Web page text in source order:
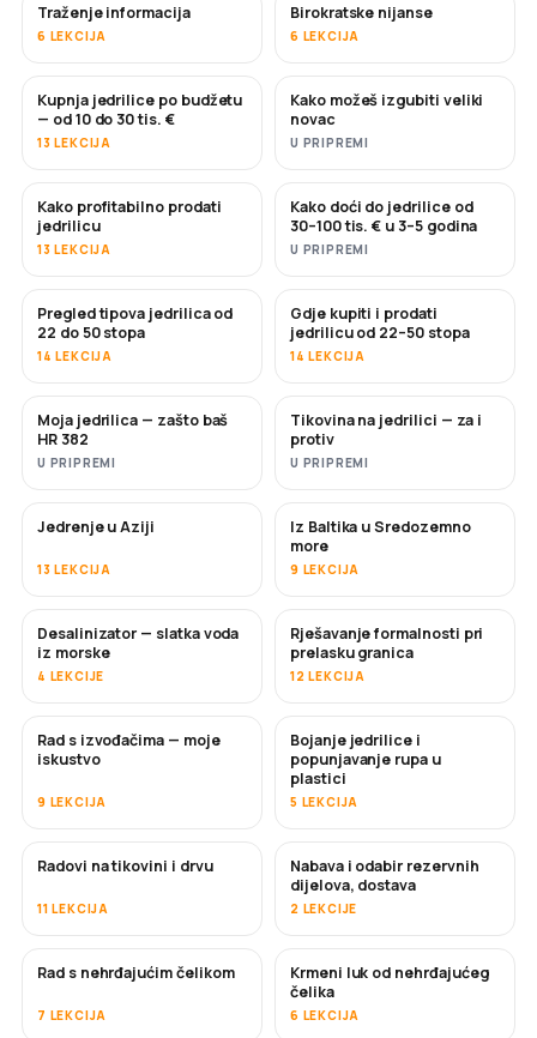
Traženje informacija
6 LEKCIJA
Birokratske nijanse
6 LEKCIJA
USKORO
Kupnja jedrilice po budžetu
— od 10 do 30 tis. €
13 LEKCIJA
USKORO
Kako možeš izgubiti veliki
novac
U PRIPREMI
NOVO
Kako profitabilno prodati
jedrilicu
13 LEKCIJA
NOVO
Kako doći do jedrilice od
30–100 tis. € u 3–5 godina
U PRIPREMI
USKORO
Pregled tipova jedrilica od
22 do 50 stopa
14 LEKCIJA
USKORO
Gdje kupiti i prodati
jedrilicu od 22–50 stopa
14 LEKCIJA
USKORO
Moja jedrilica — zašto baš
HR 382
U PRIPREMI
USKORO
Tikovina na jedrilici — za i
protiv
U PRIPREMI
USKORO
Jedrenje u Aziji
13 LEKCIJA
USKORO
Iz Baltika u Sredozemno
more
9 LEKCIJA
USKORO
Desalinizator — slatka voda
iz morske
4 LEKCIJE
Rješavanje formalnosti pri
prelasku granica
12 LEKCIJA
USKORO
Rad s izvođačima — moje
iskustvo
9 LEKCIJA
USKORO
Bojanje jedrilice i
popunjavanje rupa u
plastici
5 LEKCIJA
Radovi na tikovini i drvu
11 LEKCIJA
USKORO
Nabava i odabir rezervnih
dijelova, dostava
2 LEKCIJE
USKORO
Rad s nehrđajućim čelikom
7 LEKCIJA
Krmeni luk od nehrđajućeg
čelika
6 LEKCIJA